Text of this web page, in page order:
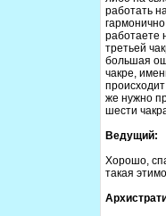
работать
работаете
третьей
большая
чакре,
же нужно
шести
Ведущий:
Хорошо,
такая